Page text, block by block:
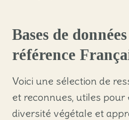
Bases de
référence
Voici une sélection de
et reconnues, utiles pour
diversité végétale et